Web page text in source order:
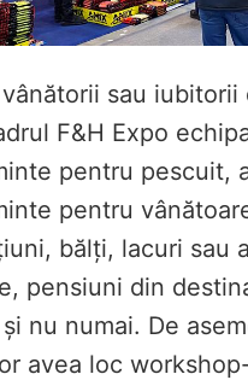
sau
F&H Expo
pentru pescuit,
pentru
bălți, lacuri sau
pensiuni din
nu numai. De
avea loc